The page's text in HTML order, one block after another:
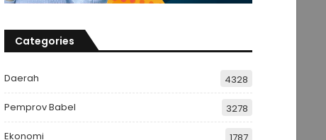
Categories
Daerah 4328
Pemprov Babel 3278
Ekonomi 1787